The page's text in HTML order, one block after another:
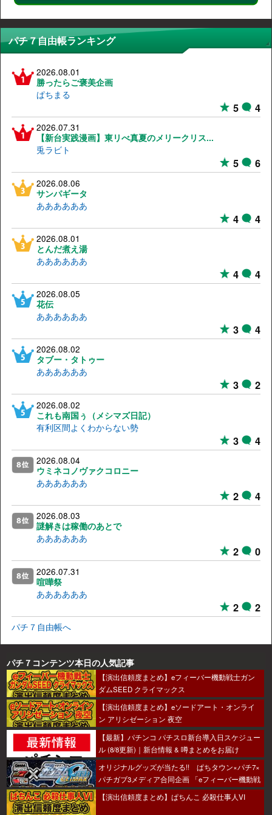
パチ７自由帳ランキング
2026.08.01
勝ったらご褒美企画
ぱちまる
5 4
2026.07.31
【新台実践漫画】東リべ真夏のメリークリス...
兎ラビト
5 6
2026.08.06
サンパギータ
ああああああ
4 4
2026.08.01
とんだ煮え湯
ああああああ
4 4
2026.08.05
花伝
ああああああ
3 4
2026.08.02
タブー・タトゥー
ああああああ
3 2
2026.08.02
これも南国ぅ（メシマズ日記）
有利区間よくわからない勢
3 4
2026.08.04
ウミネコノヴァクコロニー
ああああああ
2 4
2026.08.03
謎解きは稼働のあとで
ああああああ
2 0
2026.07.31
喧嘩祭
ああああああ
2 2
パチ７自由帳へ
パチ７コンテンツ本日の人気記事
【演出信頼度まとめ】eフィーバー機動戦士ガン
ダムSEED クライマックス
【演出信頼度まとめ】eソードアート・オンライ
ン アリシゼーション 夜空
【最新】パチンコ パチスロ新台導入日スケジュー
ル (8/8更新)｜新台情報 & 噂まとめをお届け
オリジナルグッズが当たる!! ぱちタウン×パチ7×
パチガブ3メディア合同企画 「eフィーバー機動戦
士ガンダムSEED クライマックスをこのホールで
打ちたい！」キャンペーン開催
【演出信頼度まとめ】ぱちんこ 必殺仕事人VI